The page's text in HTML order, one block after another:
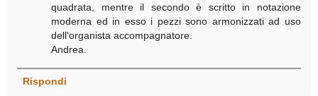
quadrata, mentre il secondo è scritto in notazione
moderna ed in esso i pezzi sono armonizzati ad uso
dell'organista accompagnatore.
Andrea.
Rispondi